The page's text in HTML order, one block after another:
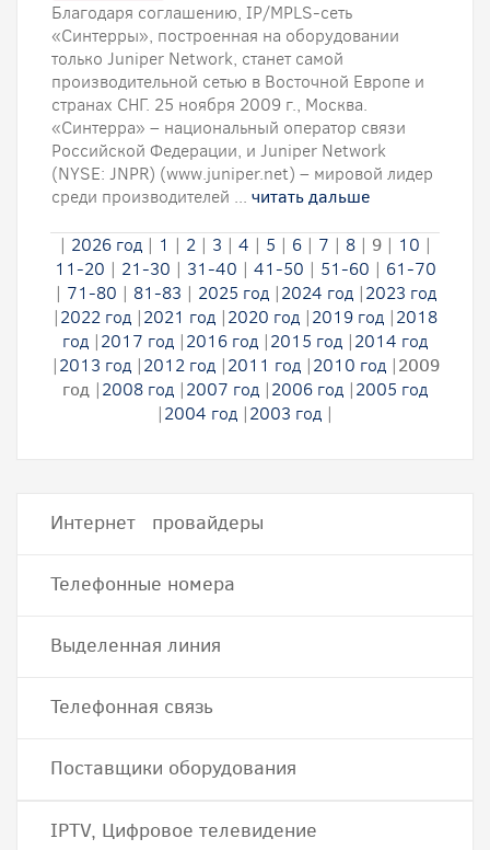
Благодаря соглашению, IP/MPLS-сеть
«Синтерры», построенная на оборудовании
только Juniper Network, станет самой
производительной сетью в Восточной Европе и
странах СНГ. 25 ноября 2009 г., Москва.
«Синтерра» – национальный оператор связи
Российской Федерации, и Juniper Network
(NYSE: JNPR) (www.juniper.net) – мировой лидер
среди производителей ... читать дальше
| 2026 год| 1 | 2| 3 | 4 | 5 | 6| 7 | 8| 9| 10 |
11-20 | 21-30 | 31-40 | 41-50 | 51-60 | 61-70
| 71-80 | 81-83 | 2025 год|2024 год|2023 год
|2022 год |2021 год |2020 год |2019 год |2018
год |2017 год |2016 год |2015 год |2014 год
|2013 год|2012 год|2011 год|2010 год|2009
год |2008 год |2007 год |2006 год |2005 год
|2004 год |2003 год |
Интернет провайдеры
Телефонные номера
Выделенная линия
Телефонная связь
Поставщики оборудования
IPTV, Цифровое телевидение